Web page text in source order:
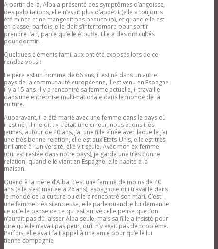
A partir de là, Alba a présenté des symptômes d’angoisse,
des palpitations, elle n’avait plus d’appétit (elle a toujours
été mince et ne mangeait pas beaucoup), et quand elle est
en classe, parfois, elle doit s’interrompre pour sortir
prendre l’air, parce qu’elle étouffe. Elle a des difficultés
pour dormir.
Quelques éléments familiaux ont été exposés lors de ce
rendez-vous :
Le père est un homme de 66 ans, il est né dans un autre
pays de la communauté européenne, il est venu en Espagne
il y a 15 ans, il y a rencontré sa femme actuelle, il travaille
dans une entreprise multi-nationale dans le monde de la
culture.
Auparavant, il a été marié avec une femme dans le pays où
il est né ; il me dit : « c’était une erreur, nous étions très
jeunes, autour de 20 ans, j’ai une fille aînée avec laquelle j’ai
une très bonne relation, elle est aux Etats-Unis, elle est très
brillante à l’Université, elle vit seule. Avec mon ex-femme
(qui est restée dans notre pays), je garde une très bonne
relation, quand elle vient en Espagne, elle habite à la
maison.
Quand à la mère d’Alba, c’est une femme de moins de 40
ans (elle s’est mariée à 26 ans), espagnole qui travaille dans
le monde de la culture où elle a rencontré son mari. C’est
une femme très silencieuse, elle parle quand je lui demande
ce qu’elle pense de ce qui est arrivé : elle pense que l’on
n’aurait pas dû laisser Alba seule, mais sa fille a insisté pour
dire qu’elle n’avait pas peur, qu’il n’y avait pas de problème.
Parfois, elle avait fait appel à une amie pour qu’elle lui
tienne compagnie.